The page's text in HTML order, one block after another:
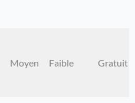
Moyen Faible Gratuit